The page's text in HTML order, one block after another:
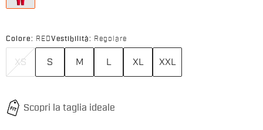
Colore: REDVestibilità: Regolare
XS S M XL XXL